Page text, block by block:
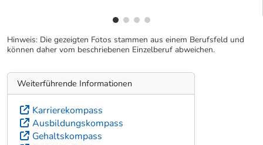
Hinweis: Die gezeigten Fotos stammen aus einem Berufsfeld und
können daher vom beschriebenen Einzelberuf abweichen.
Weiterführende Informationen
Karrierekompass
Ausbildungskompass
Gehaltskompass